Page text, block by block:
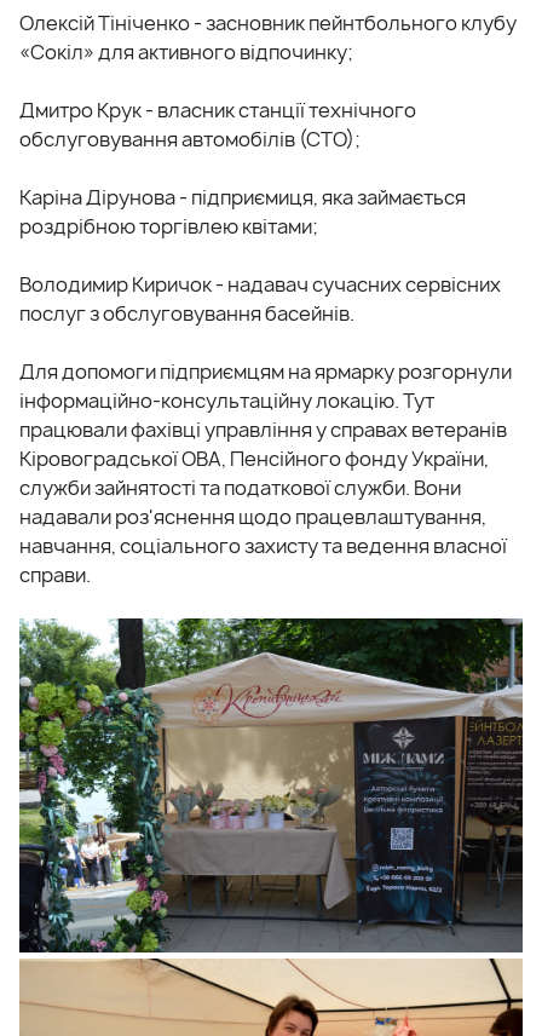
Олексій Тініченко - засновник пейнтбольного клубу
«Сокіл» для активного відпочинку;
Дмитро Крук - власник станції технічного
обслуговування автомобілів (СТО);
Каріна Дірунова - підприємиця, яка займається
роздрібною торгівлею квітами;
Володимир Киричок - надавач сучасних сервісних
послуг з обслуговування басейнів.
Для допомоги підприємцям на ярмарку розгорнули
інформаційно-консультаційну локацію. Тут
працювали фахівці управління у справах ветеранів
Кіровоградської ОВА, Пенсійного фонду України,
служби зайнятості та податкової служби. Вони
надавали роз'яснення щодо працевлаштування,
навчання, соціального захисту та ведення власної
справи.